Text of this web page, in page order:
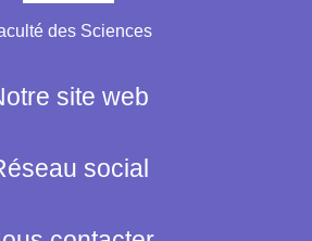
des Sciences
site web
social